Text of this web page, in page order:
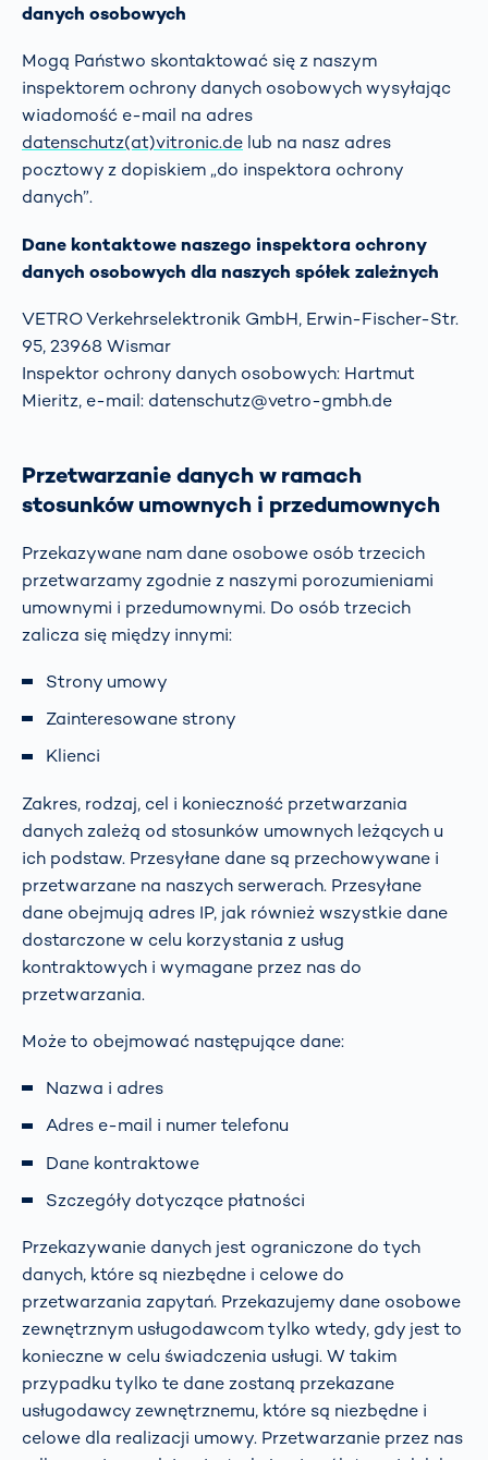
danych osobowych
Mogą Państwo skontaktować się z naszym
inspektorem ochrony danych osobowych wysyłając
wiadomość e-mail na adres
datenschutz(at)vitronic.de lub na nasz adres
pocztowy z dopiskiem „do inspektora ochrony
danych”.
Dane kontaktowe naszego inspektora ochrony
danych osobowych dla naszych spółek zależnych
VETRO Verkehrselektronik GmbH, Erwin-Fischer-Str.
95, 23968 Wismar
Inspektor ochrony danych osobowych: Hartmut
Mieritz, e-mail: datenschutz@vetro-gmbh.de
Przetwarzanie danych w ramach
stosunków umownych i przedumownych
Przekazywane nam dane osobowe osób trzecich
przetwarzamy zgodnie z naszymi porozumieniami
umownymi i przedumownymi. Do osób trzecich
zalicza się między innymi:
Strony umowy
Zainteresowane strony
Klienci
Zakres, rodzaj, cel i konieczność przetwarzania
danych zależą od stosunków umownych leżących u
ich podstaw. Przesyłane dane są przechowywane i
przetwarzane na naszych serwerach. Przesyłane
dane obejmują adres IP, jak również wszystkie dane
dostarczone w celu korzystania z usług
kontraktowych i wymagane przez nas do
przetwarzania.
Może to obejmować następujące dane:
Nazwa i adres
Adres e-mail i numer telefonu
Dane kontraktowe
Szczegóły dotyczące płatności
Przekazywanie danych jest ograniczone do tych
danych, które są niezbędne i celowe do
przetwarzania zapytań. Przekazujemy dane osobowe
zewnętrznym usługodawcom tylko wtedy, gdy jest to
konieczne w celu świadczenia usługi. W takim
przypadku tylko te dane zostaną przekazane
usługodawcy zewnętrznemu, które są niezbędne i
celowe dla realizacji umowy. Przetwarzanie przez nas